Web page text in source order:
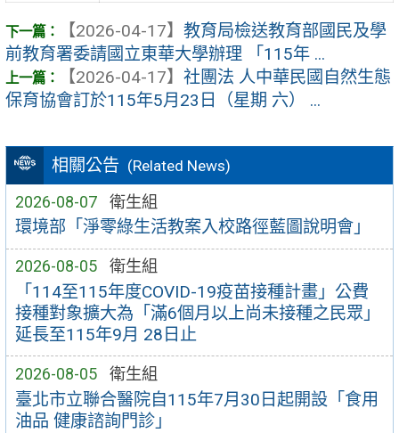
相關公告 (Related News)
2026-08-07 衛生組
環境部「淨零綠生活教案入校路徑藍圖說明會」
2026-08-05 衛生組
「114至115年度COVID-19疫苗接種計畫」公費
接種對象擴大為「滿6個月以上尚未接種之民眾」
延長至115年9月 28日止
2026-08-05 衛生組
臺北市立聯合醫院自115年7月30日起開設「食用
油品 健康諮詢門診」
【2026-04-17】 教育局檢送教育部國民及學
前教育署委請國立東華大學辦理 「115年 ...
【2026-04-17】 社團法 人中華民國自然生態
保育協會訂於115年5月23日（星期 六） ...